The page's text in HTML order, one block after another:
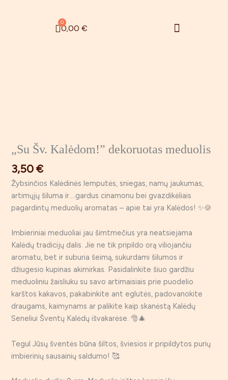
0,00 €
0
Cart Menu
„Su Šv. Kalėdom!” dekoruotas meduolis
3,50€
Žybsinčios Kalėdinės lemputės, sniegas, namų jaukumas,
artimųjų šiluma ir….gardus cinamonu bei gvazdikėliais
pagardintų meduolių aromatas – apie tai yra Kalėdos! ✨🍪
Imbieriniai meduoliai jau šimtmečius yra neatsiejama
Kalėdų tradicijų dalis. Jie ne tik pripildo orą viliojančiu
aromatu, bet ir suburia šeimą, sukurdami šilumos ir
džiugesio kupinas akimirkas. Pasidalinkite šiuo gardžiu
meduoliniu žaisliuku su savo artimaisiais prie puodelio
karštos kakavos, pakabinkite ant eglutės, padovanokite
draugams, kaimynams ar palikite kaip skanėstą Kalėdų
Seneliui Šventų Kalėdų išvakarėse. 🎅🎄
Tegul Jūsų šventės būna šiltos, šviesios ir pripildytos purių
imbierinių sausainių saldumo! 🥰